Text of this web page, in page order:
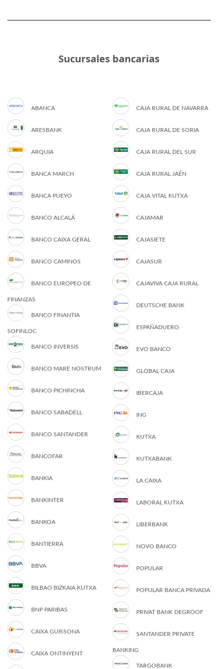
Sucursales bancarias
ABANCA
ARESBANK
ARQUIA
BANCA MARCH
BANCA PUEYO
BANCO ALCALÁ
BANCO CAIXA GERAL
BANCO CAMINOS
BANCO EUROPEO DE
FINANZAS
BANCO FINANTIA
SOFINLOC
BANCO INVERSIS
BANCO MARE NOSTRUM
BANCO PICHINCHA
BANCO SABADELL
BANCO SANTANDER
BANCOFAR
BANKIA
BANKINTER
BANKOA
BANTIERRA
BBVA
BILBAO BIZKAIA KUTXA
BNP PARIBAS
CAIXA GUISSONA
CAIXA ONTINYENT
CAJA RURAL DE NAVARRA
CAJA RURAL DE SORIA
CAJA RURAL DEL SUR
CAJA RURAL JAÉN
CAJA VITAL KUTXA
CAJAMAR
CAJASIETE
CAJASUR
CAJAVIVA CAJA RURAL
DEUTSCHE BANK
ESPAÑADUERO
EVO BANCO
GLOBAL CAJA
IBERCAJA
ING
KUTXA
KUTXABANK
LA CAIXA
LABORAL KUTXA
LIBERBANK
NOVO BANCO
POPULAR
POPULAR BANCA PRIVADA
PRIVAT BANK DEGROOF
SANTANDER PRIVATE
BANKING
TARGOBANK